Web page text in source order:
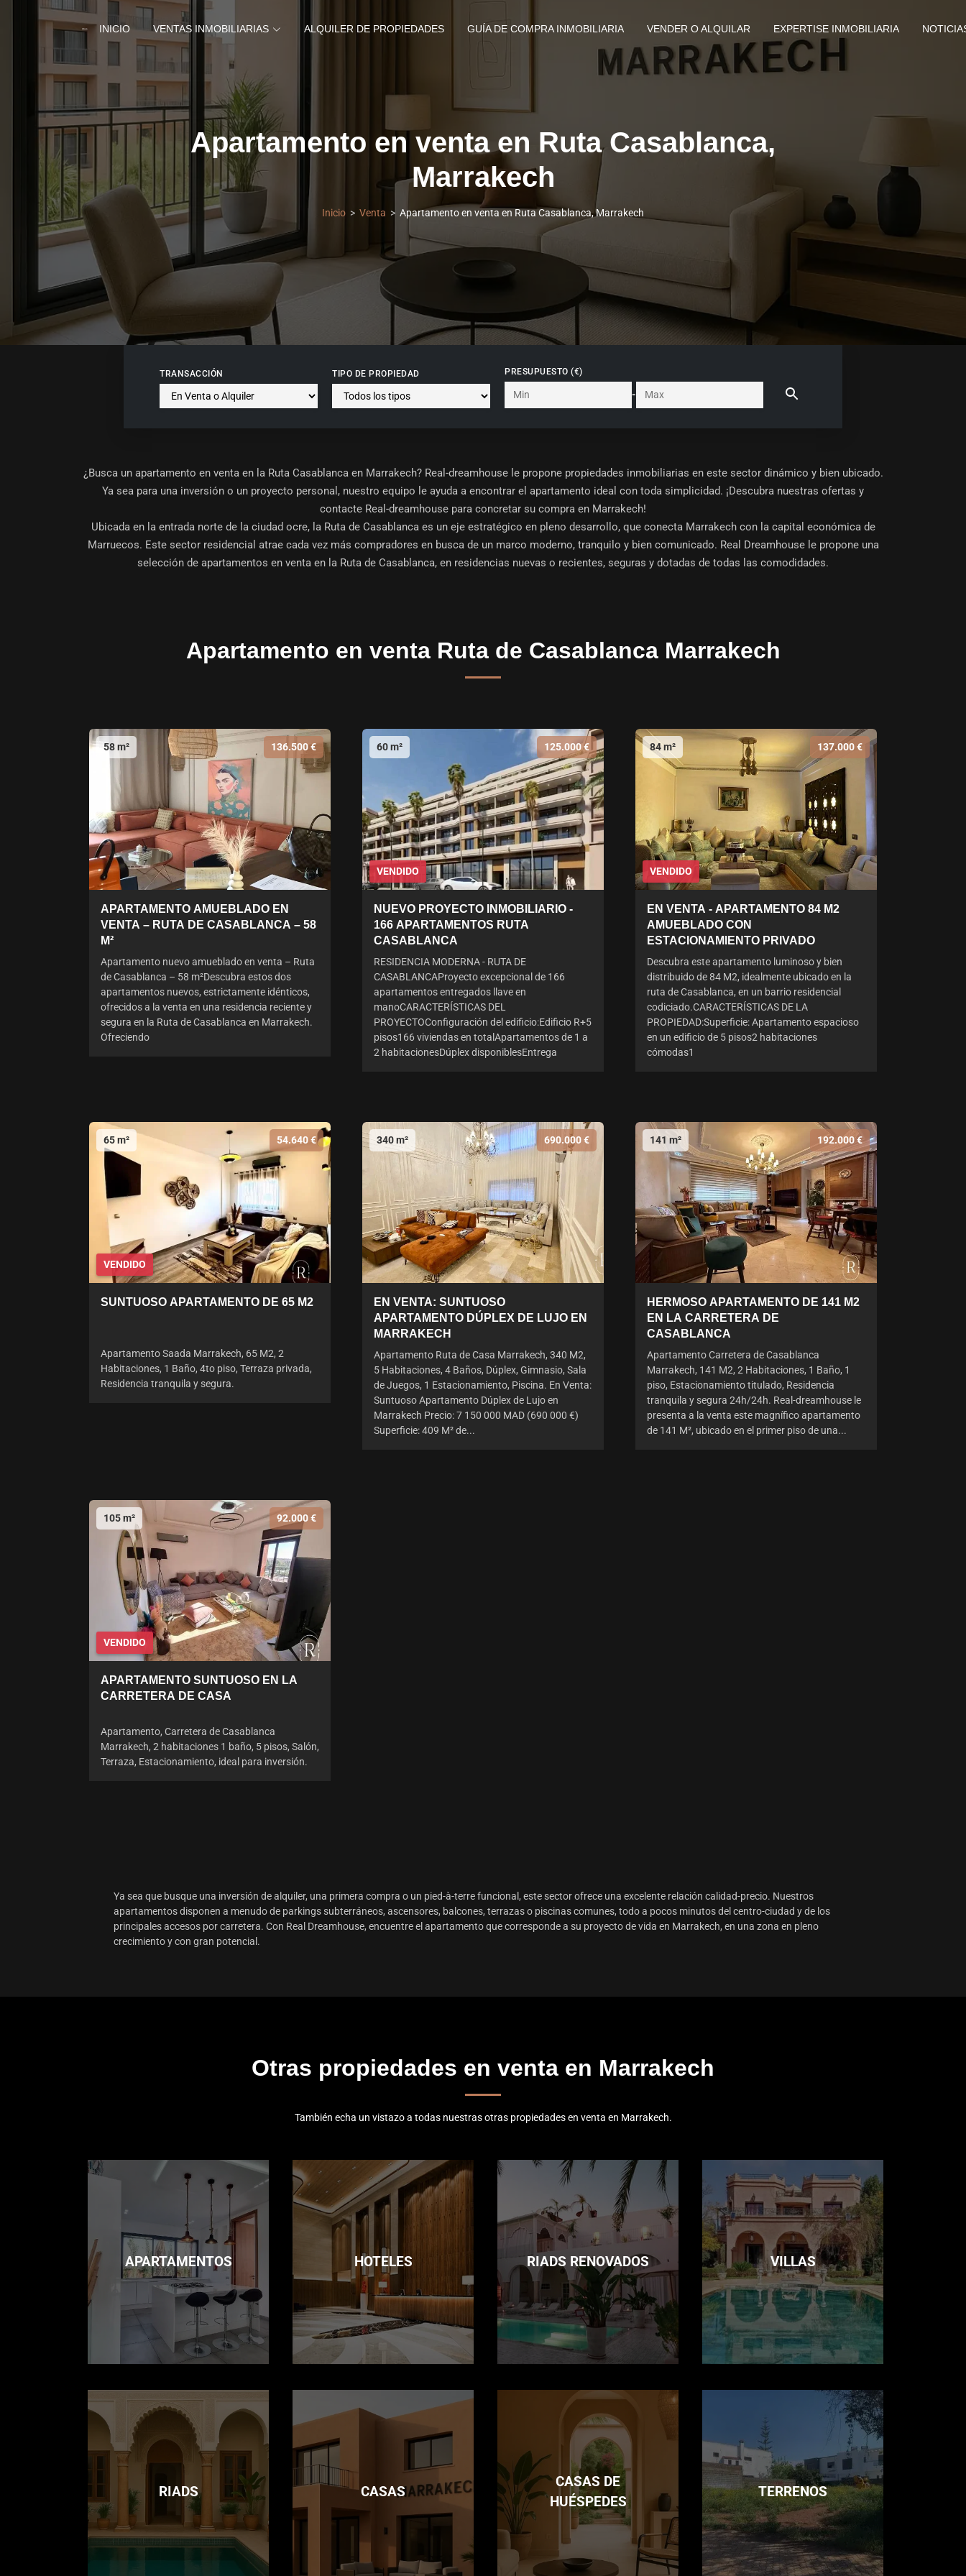
INICIO VENTAS INMOBILIARIAS ALQUILER DE PROPIEDADES GUÍA DE COMPRA INMOBILIARIA VENDER O ALQUILAR EXPERTISE INMOBILIARIA
Apartamento en venta en Ruta Casablanca,
Marrakech
Inicio Venta Apartamento en venta en Ruta Casablanca, Marrakech
TRANSACCIÓN TIPO DE PROPIEDAD PRESUPUESTO (€)
-
¿Busca un apartamento en venta en la Ruta Casablanca en Marrakech? Real-dreamhouse le propone propiedades inmobiliarias en este sector dinámico y bien ubicado.
Ya sea para una inversión o un proyecto personal, nuestro equipo le ayuda a encontrar el apartamento ideal con toda simplicidad. ¡Descubra nuestras ofertas y
contacte Real-dreamhouse para concretar su compra en Marrakech!
Ubicada en la entrada norte de la ciudad ocre, la Ruta de Casablancaes un eje estratégico en pleno desarrollo, que conecta Marrakech con la capital económica de
Marruecos. Este sector residencial atrae cada vez más compradores en busca de un marco moderno, tranquilo y bien comunicado. Real Dreamhouse le propone una
selección de apartamentos en venta en la Ruta de Casablanca, en residencias nuevas o recientes, seguras y dotadas de todas las comodidades.
Apartamento en venta Ruta de Casablanca Marrakech
58 m² 136.500 €
APARTAMENTO AMUEBLADO EN
VENTA – RUTA DE CASABLANCA – 58
M²
Apartamento nuevo amueblado en venta – Ruta
de Casablanca – 58 m²Descubra estos dos
apartamentos nuevos, estrictamente idénticos,
ofrecidos a la venta en una residencia reciente y
segura en la Ruta de Casablanca en Marrakech.
Ofreciendo
60 m² 125.000 €
VENDIDO
NUEVO PROYECTO INMOBILIARIO -
166 APARTAMENTOS RUTA
CASABLANCA
RESIDENCIA MODERNA - RUTA DE
CASABLANCAProyecto excepcional de 166
apartamentos entregados llave en
manoCARACTERÍSTICAS DEL
PROYECTOConfiguración del edificio:Edificio R+5
pisos166 viviendas en totalApartamentos de 1 a
2 habitacionesDúplex disponiblesEntrega
84 m² 137.000 €
VENDIDO
EN VENTA - APARTAMENTO 84 M2
AMUEBLADO CON
ESTACIONAMIENTO PRIVADO
Descubra este apartamento luminoso y bien
distribuido de 84 M2, idealmente ubicado en la
ruta de Casablanca, en un barrio residencial
codiciado.CARACTERÍSTICAS DE LA
PROPIEDAD:Superficie: Apartamento espacioso
en un edificio de 5 pisos2 habitaciones
cómodas1
65 m² 54.640 €
VENDIDO
SUNTUOSO APARTAMENTO DE 65 M2
Apartamento Saada Marrakech, 65 M2, 2
Habitaciones, 1 Baño, 4to piso, Terraza privada,
Residencia tranquila y segura.
340 m² 690.000 €
EN VENTA: SUNTUOSO
APARTAMENTO DÚPLEX DE LUJO EN
MARRAKECH
Apartamento Ruta de Casa Marrakech, 340 M2,
5 Habitaciones, 4 Baños, Dúplex, Gimnasio, Sala
de Juegos, 1 Estacionamiento, Piscina. En Venta:
Suntuoso Apartamento Dúplex de Lujo en
Marrakech Precio: 7 150 000 MAD (690 000 €)
Superficie: 409 M² de...
141 m² 192.000 €
HERMOSO APARTAMENTO DE 141 M2
EN LA CARRETERA DE
CASABLANCA
Apartamento Carretera de Casablanca
Marrakech, 141 M2, 2 Habitaciones, 1 Baño, 1
piso, Estacionamiento titulado, Residencia
tranquila y segura 24h/24h. Real-dreamhouse le
presenta a la venta este magnífico apartamento
de 141 M², ubicado en el primer piso de una...
105 m² 92.000 €
VENDIDO
APARTAMENTO SUNTUOSO EN LA
CARRETERA DE CASA
Apartamento, Carretera de Casablanca
Marrakech, 2 habitaciones 1 baño, 5 pisos, Salón,
Terraza, Estacionamiento, ideal para inversión.
Ya sea que busque una inversión de alquiler, una primera compra o un pied-à-terre funcional, este sector ofrece una excelente relación calidad-precio. Nuestros
apartamentos disponen a menudo de parkings subterráneos, ascensores, balcones, terrazas o piscinas comunes, todo a pocos minutos del centro-ciudad y de los
principales accesos por carretera. Con Real Dreamhouse, encuentre el apartamento que corresponde a su proyecto de vida en Marrakech, en una zona en pleno
crecimiento y con gran potencial.
Otras propiedades en venta en Marrakech
También echa un vistazo a todas nuestras otras propiedades en venta en Marrakech.
APARTAMENTOS HOTELES RIADS RENOVADOS VILLAS
RIADS CASAS
CASAS DE
HUÉSPEDES
TERRENOS